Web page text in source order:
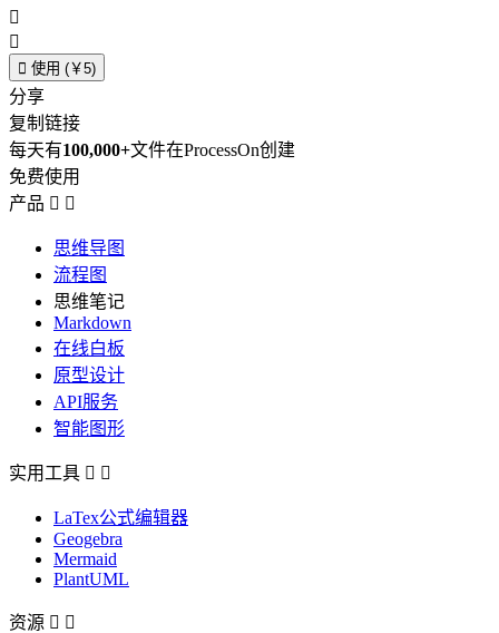


 使用 (￥5)
分享
复制链接
每天有100,000+文件在ProcessOn创建
免费使用
产品  
思维导图
流程图
思维笔记
Markdown
在线白板
原型设计
API服务
智能图形
实用工具  
LaTex公式编辑器
Geogebra
Mermaid
PlantUML
资源  